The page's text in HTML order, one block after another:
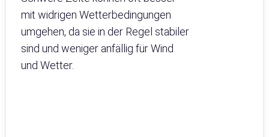
mit widrigen Wetterbedingungen
umgehen, da sie in der Regel stabiler
sind und weniger anfällig für Wind
und Wetter.